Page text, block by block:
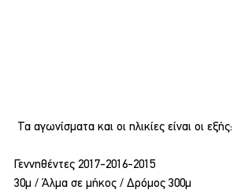
Τα αγωνίσματα και οι ηλικίες είναι οι εξής:
Γεννηθέντες 2017-2016-2015
30μ / Άλμα σε μήκος / Δρόμος 300μ